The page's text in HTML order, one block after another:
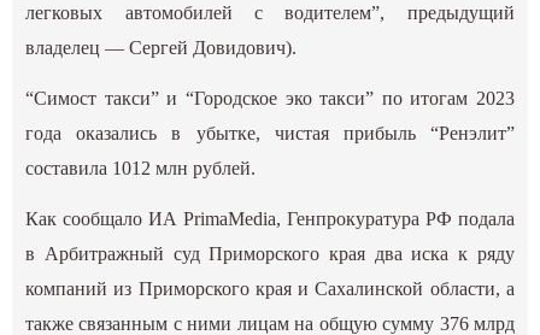
легковых автомобилей с водителем”, предыдущий
владелец — Сергей Довидович).
“Симост такси” и “Городское эко такси” по итогам 2023
года оказались в убытке, чистая прибыль “Ренэлит”
составила 1012 млн рублей.
Как сообщало ИА PrimaMedia, Генпрокуратура РФ подала
в Арбитражный суд Приморского края два иска к ряду
компаний из Приморского края и Сахалинской области, а
также связанным с ними лицам на общую сумму 376 млрд